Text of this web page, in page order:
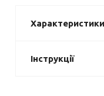
Характеристики
Інструкції